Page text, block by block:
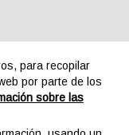
para recopilar
por parte de los
sobre las